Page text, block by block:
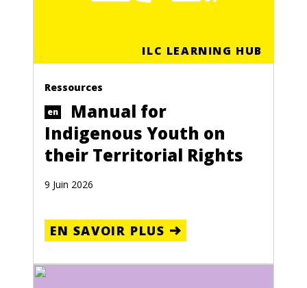
ILC LEARNING HUB
Ressources
en
Manual for
Indigenous Youth on
their Territorial Rights
9 Juin 2026
EN SAVOIR PLUS